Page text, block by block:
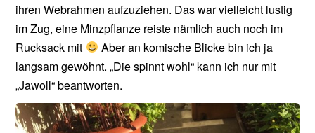
ihren Webrahmen aufzuziehen. Das war vielleicht lustig
im Zug, eine Minzpflanze reiste nämlich auch noch im
Rucksack mit
Aber an komische Blicke bin ich ja
langsam gewöhnt. „Die spinnt wohl“ kann ich nur mit
„Jawoll“ beantworten.